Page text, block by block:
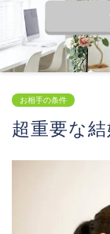
お相手の条件
超重要な